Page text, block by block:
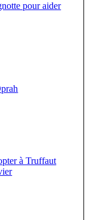
pour aider
à Truffaut